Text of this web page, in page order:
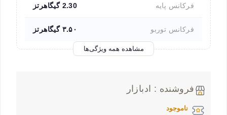
فرکانس پایه 2.30 گیگاهرتز
فرکانس توربو ۳.۵۰ گیگاهرتز
مشاهده همه ویژگی‌ها
فروشنده : ادبازار
ناموجود